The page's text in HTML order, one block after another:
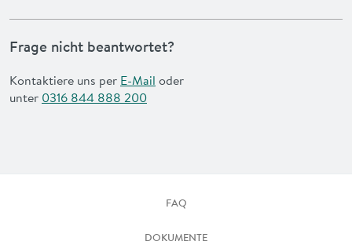
Frage nicht beantwortet?
Kontaktiere uns per E-Mail oder
unter 0316 844 888 200
FAQ
DOKUMENTE